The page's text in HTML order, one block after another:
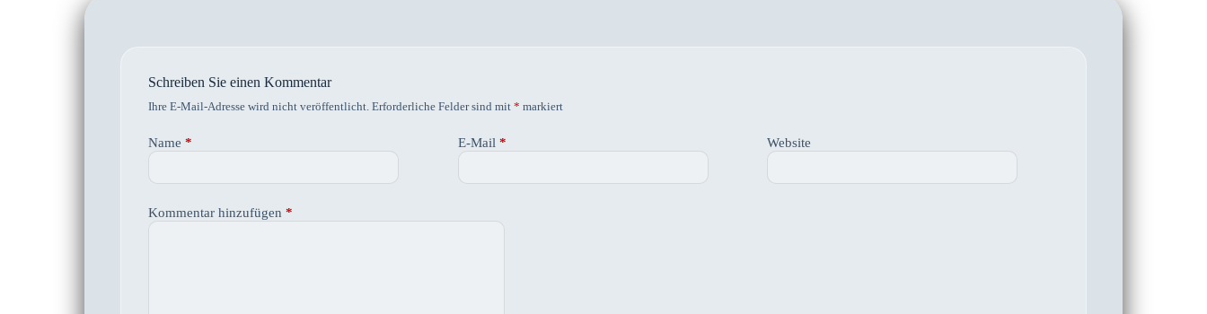
Schreiben Sie einen Kommentar
Ihre E-Mail-Adresse wird nicht veröffentlicht. Erforderliche Felder sind mit * markiert
Name * E-Mail * Website
Kommentar hinzufügen *